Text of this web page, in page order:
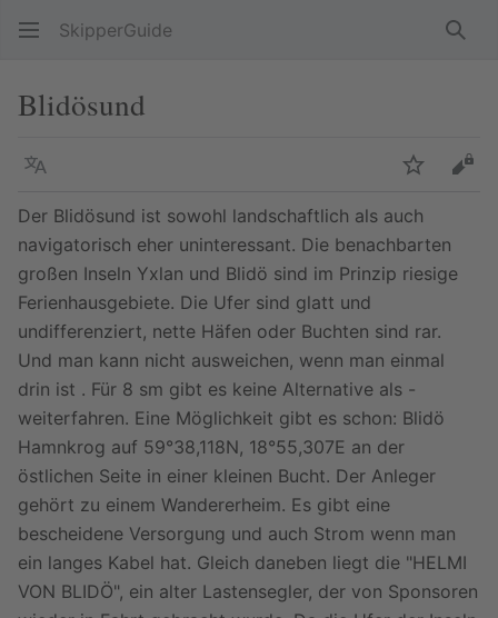
SkipperGuide
Blidösund
Sprache
Der Blidösund ist sowohl landschaftlich als auch
navigatorisch eher uninteressant. Die benachbarten
großen Inseln Yxlan und Blidö sind im Prinzip riesige
Ferienhausgebiete. Die Ufer sind glatt und
undifferenziert, nette Häfen oder Buchten sind rar.
Und man kann nicht ausweichen, wenn man einmal
drin ist . Für 8 sm gibt es keine Alternative als -
weiterfahren. Eine Möglichkeit gibt es schon: Blidö
Hamnkrog auf 59°38,118N, 18°55,307E an der
östlichen Seite in einer kleinen Bucht. Der Anleger
gehört zu einem Wandererheim. Es gibt eine
bescheidene Versorgung und auch Strom wenn man
ein langes Kabel hat. Gleich daneben liegt die "HELMI
VON BLIDÖ", ein alter Lastensegler, der von Sponsoren